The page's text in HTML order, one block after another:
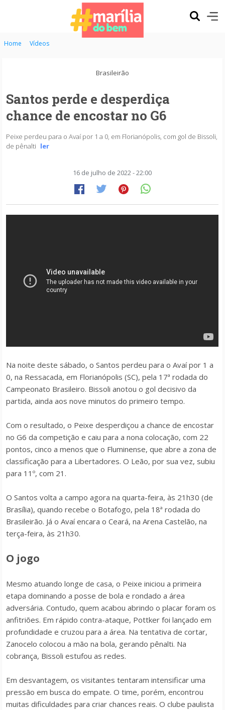
Home Vídeos
Brasileirão
Santos perde e desperdiça
chance de encostar no G6
Peixe perdeu para o Avaí por 1 a 0, em Florianópolis, com gol de Bissoli,
de pênalti ler
16 de julho de 2022 - 22:00
Na noite deste sábado, o Santos perdeu para o Avaí por 1 a
0, na Ressacada, em Florianópolis (SC), pela 17ª rodada do
Campeonato Brasileiro. Bissoli anotou o gol decisivo da
partida, ainda aos nove minutos do primeiro tempo.
Com o resultado, o Peixe desperdiçou a chance de encostar
no G6 da competição e caiu para a nona colocação, com 22
pontos, cinco a menos que o Fluminense, que abre a zona de
classificação para a Libertadores. O Leão, por sua vez, subiu
para 11º, com 21.
O Santos volta a campo agora na quarta-feira, às 21h30 (de
Brasília), quando recebe o Botafogo, pela 18ª rodada do
Brasileirão. Já o Avaí encara o Ceará, na Arena Castelão, na
terça-feira, às 21h30.
O jogo
Mesmo atuando longe de casa, o Peixe iniciou a primeira
etapa dominando a posse de bola e rondado a área
adversária. Contudo, quem acabou abrindo o placar foram os
anfitriões. Em rápido contra-ataque, Pottker foi lançado em
profundidade e cruzou para a área. Na tentativa de cortar,
Zanocelo colocou a mão na bola, gerando pênalti. Na
cobrança, Bissoli estufou as redes.
Em desvantagem, os visitantes tentaram intensificar uma
pressão em busca do empate. O time, porém, encontrou
muitas dificuldades para criar chances reais. O clube paulista